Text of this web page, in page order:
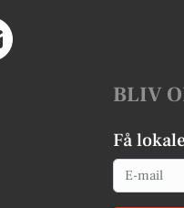
BLIV
Få
Email